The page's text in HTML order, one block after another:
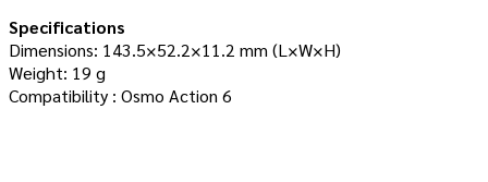
Specifications
Dimensions: 143.5×52.2×11.2 mm (L×W×H)
Weight: 19 g
Compatibility : Osmo Action 6